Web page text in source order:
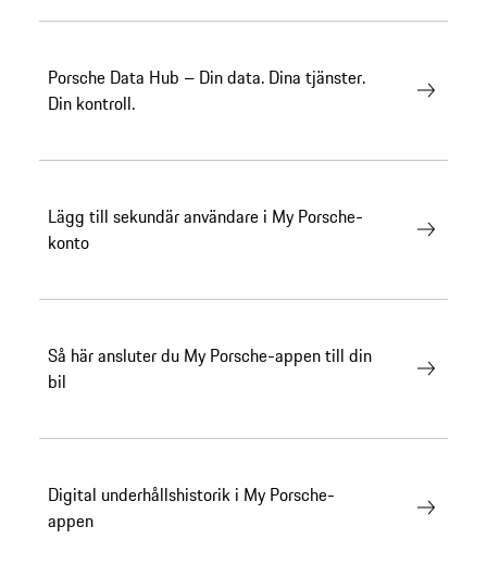
Porsche Data Hub – Din data. Dina tjänster.
Din kontroll.
Lägg till sekundär användare i My Porsche-
konto
Så här ansluter du My Porsche-appen till din
bil
Digital underhållshistorik i My Porsche-
appen